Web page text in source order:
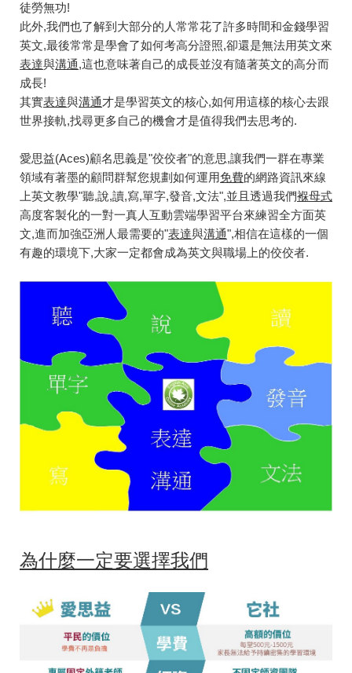
徒勞無功!
此外,我們也了解到大部分的人常常花了許多時間和金錢學習
英文,最後常常是學會了如何考高分證照,卻還是無法用英文來
表達與溝通,這也意味著自己的成長並沒有隨著英文的高分而
成長!
其實表達與溝通才是學習英文的核心,如何用這樣的核心去跟
世界接軌,找尋更多自己的機會才是值得我們去思考的.
愛思益(Aces)顧名思義是"佼佼者"的意思,讓我們一群在專業
領域有著墨的顧問群幫您規劃如何運用免費的網路資訊來線
上英文教學"聽,說,讀,寫,單字,發音,文法",並且透過我們褓母式
高度客製化的一對一真人互動雲端學習平台來練習全方面英
文,進而加強亞洲人最需要的"表達與溝通",相信在這樣的一個
有趣的環境下,大家一定都會成為英文與職場上的佼佼者.
為什麼一定要選擇我們